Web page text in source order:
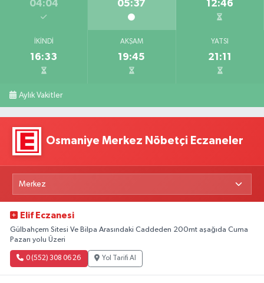
04:04 05:37 12:46
İKINDI
16:33
AKŞAM
19:45
YATSI
21:11
Aylık Vakitler
Osmaniye Merkez Nöbetçi Eczaneler
Elif Eczanesi
Gülbahçem Sitesi Ve Bilpa Arasındaki Caddeden 200mt aşağıda Cuma
Pazarı yolu Üzeri
0 (552) 308 06 26 Yol Tarifi Al